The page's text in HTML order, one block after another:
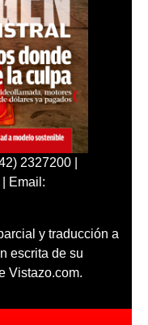
2327200 |
Email:
y traducción a
escrita de su
Vistazo.com.